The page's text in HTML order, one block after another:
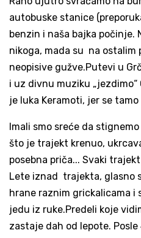
autobuske stanice
benzin i naša bajka počinje.
nikoga, mada su na ostalim
neopisive gužve.Putevi u
i uz divnu muziku
je luka Keramoti, jer se
Imali smo sreće da
što je trajekt krenuo,
posebna priča... Svaki
Lete iznad trajekta, glasno
hrane raznim grickalicama i
jedu iz ruke.Predeli koje
zastaje dah od lepote.